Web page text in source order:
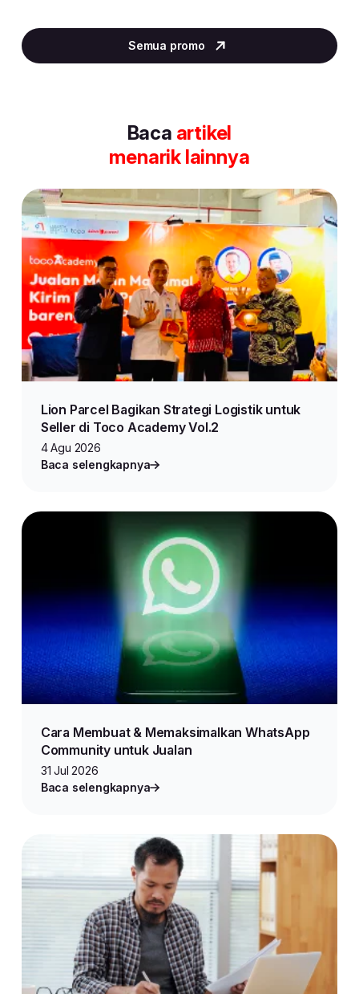
2
of
Semua promo
Baca artikel
menarik lainnya
Lion Parcel Bagikan Strategi Logistik untuk
Seller di Toco Academy Vol.2
4 Agu 2026
Baca selengkapnya
Cara Membuat & Memaksimalkan WhatsApp
Community untuk Jualan
31 Jul 2026
Baca selengkapnya